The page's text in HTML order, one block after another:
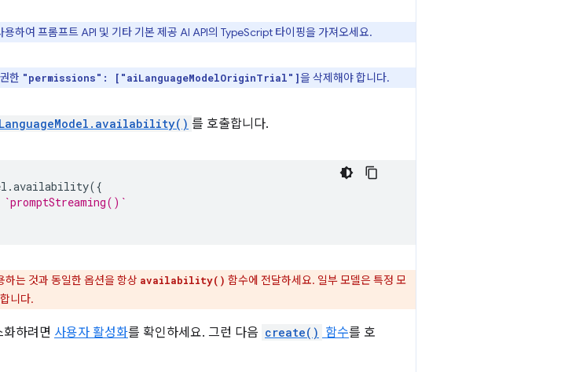
하여 프롬프트 API 및 기타 기본 제공 AI API의 TypeScript 타이핑을 가져오세요.
한 "permissions": ["aiLanguageModelOriginTrial"]을 삭제해야 합니다.
LanguageModel.availability() 를 호출합니다.
.availability({
하는 것과 동일한 옵션을 항상 availability() 함수에 전달하세요. 일부 모델은 특정 모
니다.
하려면 사용자 활성화를 확인하세요. 그런 다음 create() 함수를 호